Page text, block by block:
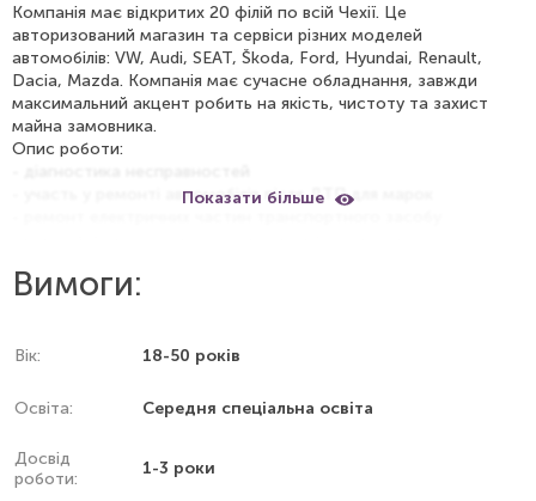
Компанія має відкритих 20 філій по всій Чехії. Це
авторизований магазин та сервіси різних моделей
автомобілів: VW, Audi, SEAT, Škoda, Ford, Hyundai, Renault,
Dacia, Mazda. Компанія має сучасне обладнання, завжди
максимальний акцент робить на якість, чистоту та захист
майна замовника.
Опис роботи:
- участь у ремонті автомобілів після ДТП для марок
- ремонт ручної та автоматичної коробки передач, ремонт
буксирного обладнання
- ремонт системи автокондиціонування
- робота з діагностичним обладнанням ODIS
Працедавець не забезпечує житлом, але надає грошову
компенсацію:
Показати більше
Вимоги:
Вік: 18-50 років
Освіта: Середня спеціальна освіта
Досвід
роботи:
1-3 роки